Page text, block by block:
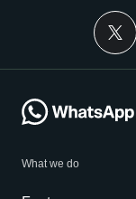
What we do